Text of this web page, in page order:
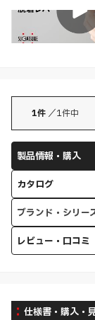
1件 ／1件中
製品情報・購入
カタログ
ブランド・シリー
レビュー・口コミ
仕様書・購入・